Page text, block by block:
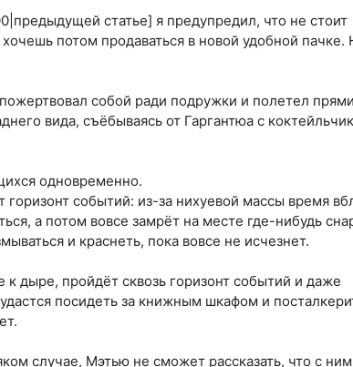
статье] я предупредил, что не стоит
потом продаваться в новой удобной пачке.
собой ради подружки и полетел
вида, съёбываясь от Гаргантюа с
одновременно.
событий: из-за нихуевой массы время
а потом вовсе замрёт на месте где-нибудь
и краснеть, пока вовсе не исчезнет.
дыре, пройдёт сквозь горизонт событий и даже
посидеть за книжным шкафом и
случае, Мэтью не сможет рассказать, что с ним